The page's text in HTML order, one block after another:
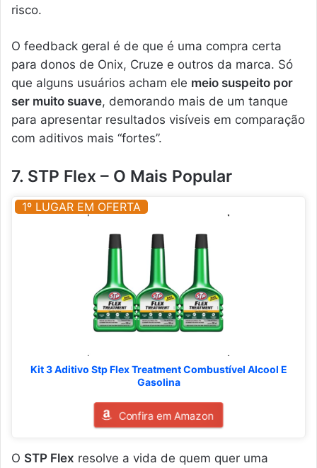
risco.
O feedback geral é de que é uma compra certa
para donos de Onix, Cruze e outros da marca. Só
que alguns usuários acham ele meio suspeito por
ser muito suave, demorando mais de um tanque
para apresentar resultados visíveis em comparação
com aditivos mais “fortes”.
7. STP Flex – O Mais Popular
1º LUGAR EM OFERTA
Kit 3 Aditivo Stp Flex Treatment Combustível Alcool E
Gasolina
Confira em Amazon
O STP Flex resolve a vida de quem quer uma